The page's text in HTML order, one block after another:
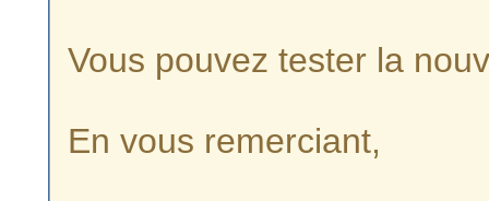
Vous pouvez tester la
En vous remerciant,